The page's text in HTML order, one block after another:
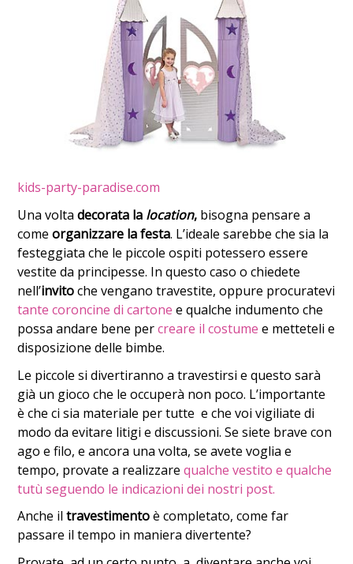
kids-party-paradise.com
Una voltadecorata la location, bisogna pensare a
comeorganizzare la festa. L’ideale sarebbe che sia la
festeggiata che le piccole ospiti potessero essere
vestite da principesse. In questo caso o chiedete
nell’invitoche vengano travestite, oppure procuratevi
tante coroncine di cartone e qualche indumento che
possa andare bene percreare il costume e metteteli e
disposizione delle bimbe.
Le piccole si divertiranno a travestirsi e questo sarà
già un gioco che le occuperà non poco. L’importante
è che ci sia materiale per tutte e che voi vigiliate di
modo da evitare litigi e discussioni. Se siete brave con
ago e filo, e ancora una volta, se avete voglia e
tempo, provate a realizzarequalche vestito e qualche
tutù seguendo le indicazioni dei nostri post.
Anche iltravestimentoè completato, come far
passare il tempo in maniera divertente?